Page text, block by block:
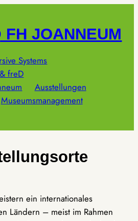
JOANNEUM
Systems
freD
Ausstellungen
Museumsmanagement
ein internationales
Ländern – meist im Rahmen